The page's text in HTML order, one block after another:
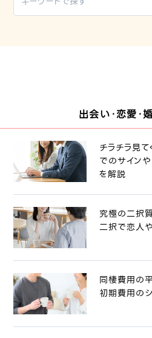
出会い・恋愛・
チラチラ見
でのサイン
を解説
究極の二択
二択で恋人
同棲費用の
初期費用の